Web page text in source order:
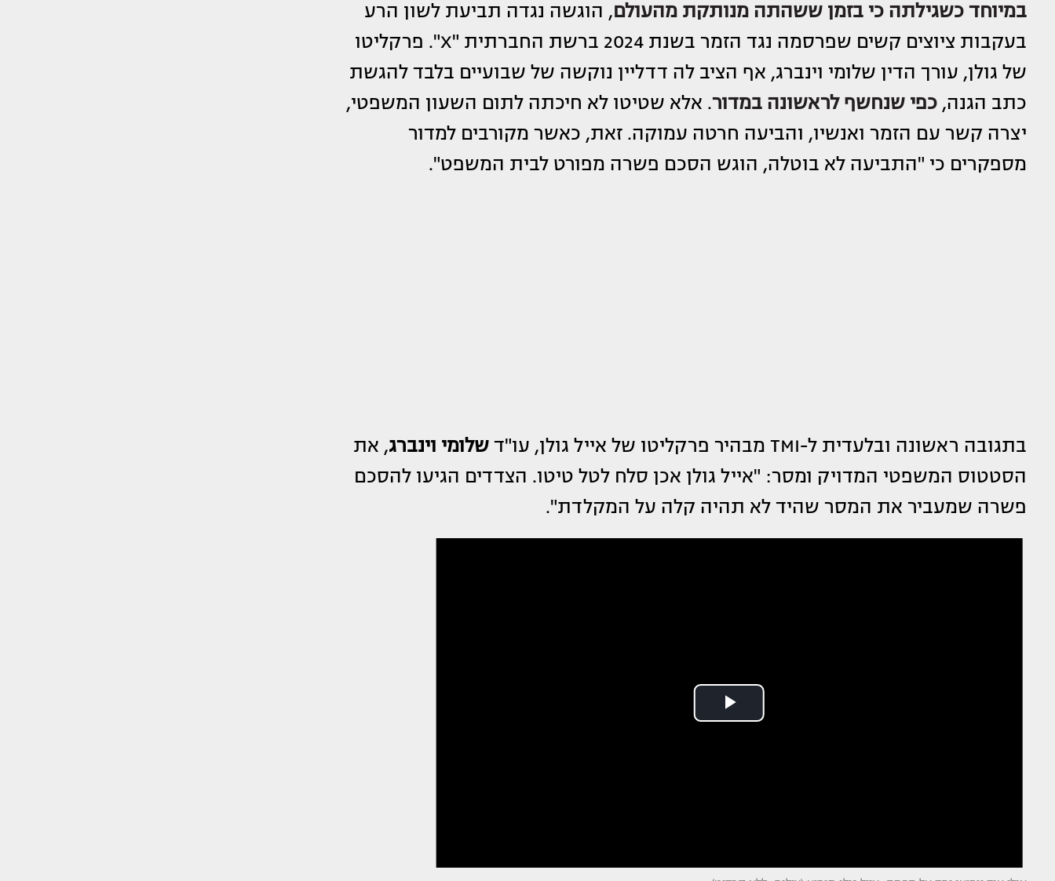
במיוחד כשגילתה כי בזמן ששהתה מנותקת מהעולם, הוגשה נגדה תביעת לשון הרע
בעקבות ציוצים קשים שפרסמה נגד הזמר בשנת 2024 ברשת החברתית "X". פרקליטו
של גולן, עורך הדין שלומי וינברג, אף הציב לה דדליין נוקשה של שבועיים בלבד להגשת
כתב הגנה,כפי שנחשף לראשונה במדור. אלא שטיטו לא חיכתה לתום השעון המשפטי,
יצרה קשר עם הזמר ואנשיו, והביעה חרטה עמוקה. זאת, כאשר מקורבים למדור
מספקרים כי "התביעה לא בוטלה, הוגש הסכם פשרה מפורט לבית המשפט".
בתגובה ראשונה ובלעדית ל-TMI מבהיר פרקליטו של אייל גולן, עו"ד שלומי וינברג, את
הסטטוס המשפטי המדויק ומסר: "אייל גולן אכן סלח לטל טיטו. הצדדים הגיעו להסכם
פשרה שמעביר את המסר שהיד לא תהיה קלה על המקלדת".